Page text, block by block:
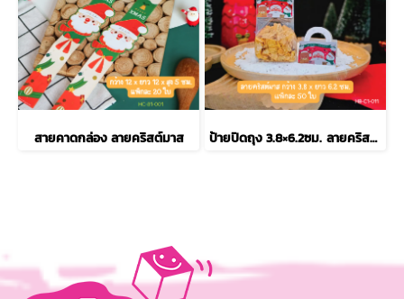
สายคาดกล่อง ลายคริสต์มาส ป้ายปิดถุง 3.8×6.2ซม. ลายคริสต์มาส